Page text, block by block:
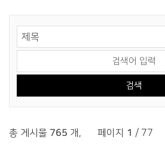
총 게시물 765 개 , 페이지 1 / 77